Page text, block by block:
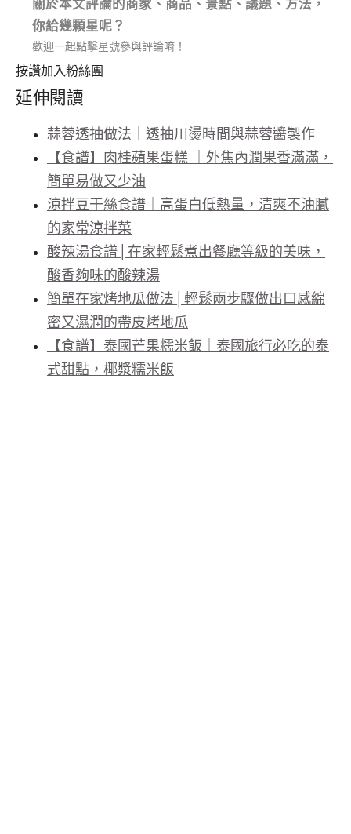
關於本文評論的商家、商品、景點、議題、方法，
你給幾顆星呢？
歡迎一起點擊星號參與評論唷！
按讚加入粉絲團
延伸閱讀
蒜蓉透抽做法｜透抽川燙時間與蒜蓉醬製作
【食譜】肉桂蘋果蛋糕 ｜外焦內潤果香滿滿，
簡單易做又少油
涼拌豆干絲食譜｜高蛋白低熱量，清爽不油膩
的家常涼拌菜
酸辣湯食譜│在家輕鬆煮出餐廳等級的美味，
酸香夠味的酸辣湯
簡單在家烤地瓜做法│輕鬆兩步驟做出口感綿
密又濕潤的帶皮烤地瓜
【食譜】泰國芒果糯米飯｜泰國旅行必吃的泰
式甜點，椰漿糯米飯